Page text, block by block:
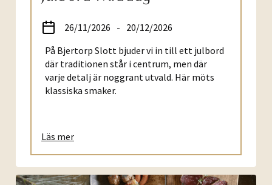
26/11/2026 - 20/12/2026
På Bjertorp Slott bjuder vi in till ett julbord
där traditionen står i centrum, men där
varje detalj är noggrant utvald. Här möts
klassiska smaker.
Läs mer